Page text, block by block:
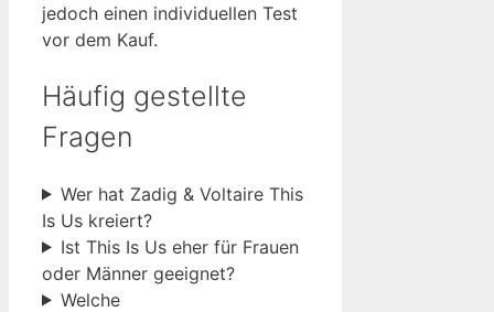
jedoch einen individuellen Test
vor dem Kauf.
Häufig gestellte
Fragen
Wer hat Zadig & Voltaire This
Is Us kreiert?
Ist This Is Us eher für Frauen
oder Männer geeignet?
Welche